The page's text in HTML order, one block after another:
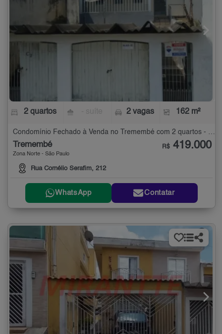
2 quartos 2 vagas 162 m²
Tremembé
Zona Norte - São Paulo
Rua Cornélio Serafim, 212
R$ 419.000
WhatsApp Contatar